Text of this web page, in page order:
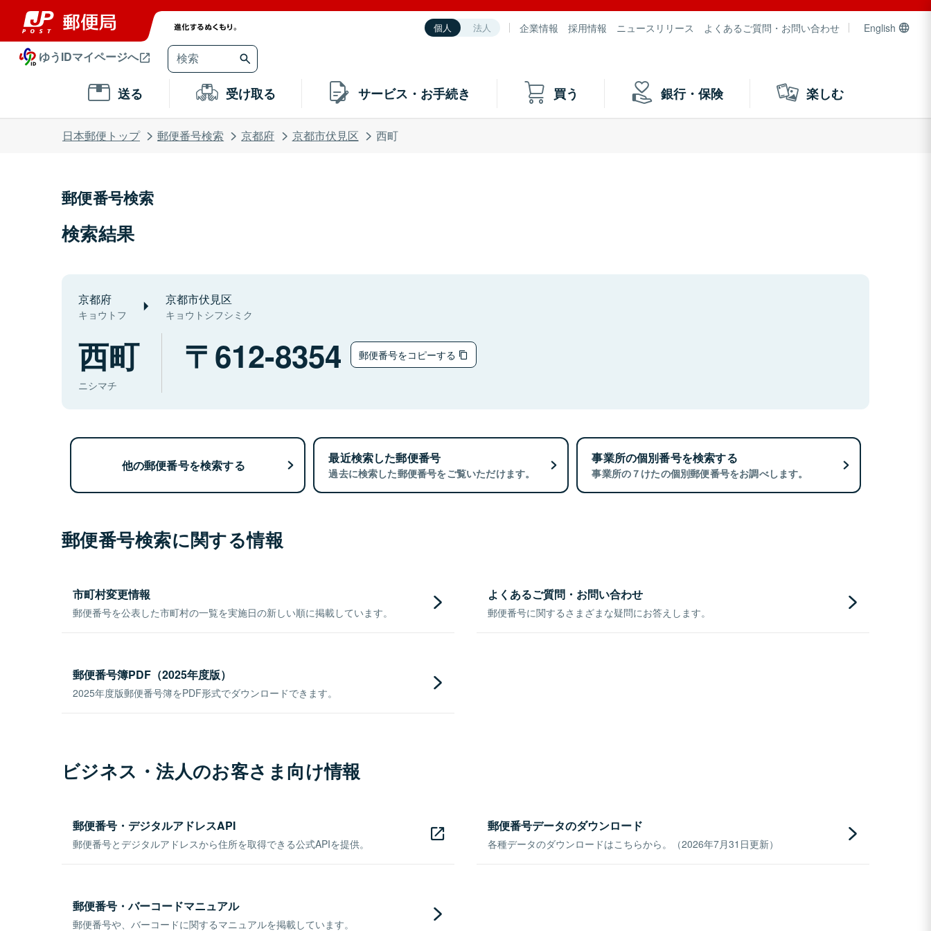
個人 法人 企業情報 採用情報 ニュースリリース よくあるご質問・お問い合わせ English
ゆうIDマイページへ
送る 受け取る サービス・お手続き 買う 銀行・保険 楽しむ
日本郵便トップ 郵便番号検索 京都府 京都市伏見区 西町
郵便番号検索
検索結果
京都府
キョウトフ
京都市伏見区
キョウトシフシミク
西町
ニシマチ
612-8354 郵便番号をコピーする
他の郵便番号を検索する 最近検索した郵便番号
過去に検索した郵便番号をご覧いただけます。
事業所の個別番号を検索する
事業所の７けたの個別郵便番号をお調べします。
郵便番号検索に関する情報
市町村変更情報
郵便番号を公表した市町村の一覧を実施日の新しい順に掲載しています。
よくあるご質問・お問い合わせ
郵便番号に関するさまざまな疑問にお答えします。
郵便番号簿PDF（2025年度版）
2025年度版郵便番号簿をPDF形式でダウンロードできます。
ビジネス・法人のお客さま向け情報
郵便番号・デジタルアドレスAPI
郵便番号とデジタルアドレスから住所を取得できる公式APIを提供。
郵便番号データのダウンロード
各種データのダウンロードはこちらから。（2026年7月31日更新）
郵便番号・バーコードマニュアル
郵便番号や、バーコードに関するマニュアルを掲載しています。